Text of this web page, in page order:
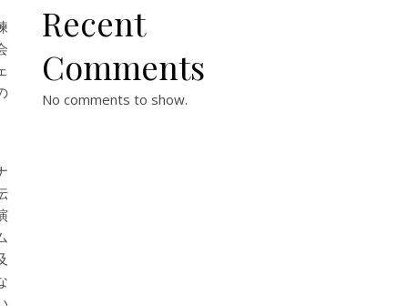
Recent
Comments
No comments to show.